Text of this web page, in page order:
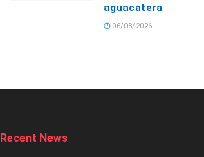
aguacatera
06/08/2026
Recent News